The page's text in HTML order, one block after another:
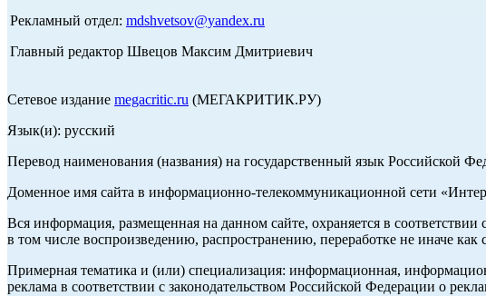
Рекламный отдел: mdshvetsov@yandex.ru
Главный редактор Швецов Максим Дмитриевич
Сетевое издание megacritic.ru (МЕГАКРИТИК.РУ)
Язык(и): русский
Перевод наименования (названия) на государственный язык Российской
Доменное имя сайта в информационно-телекоммуникационной сети
Вся информация, размещенная на данном сайте, охраняется в
в том числе воспроизведению, распространению, переработке не иначе как
Примерная тематика и (или) специализация: информационная,
реклама в соответствии с законодательством Российской Федерации о